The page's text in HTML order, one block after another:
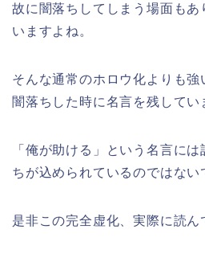
故に闇落ちしてしまう場面もあ
いますよね。
そんな通常のホロウ化よりも
闇落ちした時に名言を残してい
「俺が助ける」という名言に
ちが込められているのではない
是非この完全虚化、実際に読ん